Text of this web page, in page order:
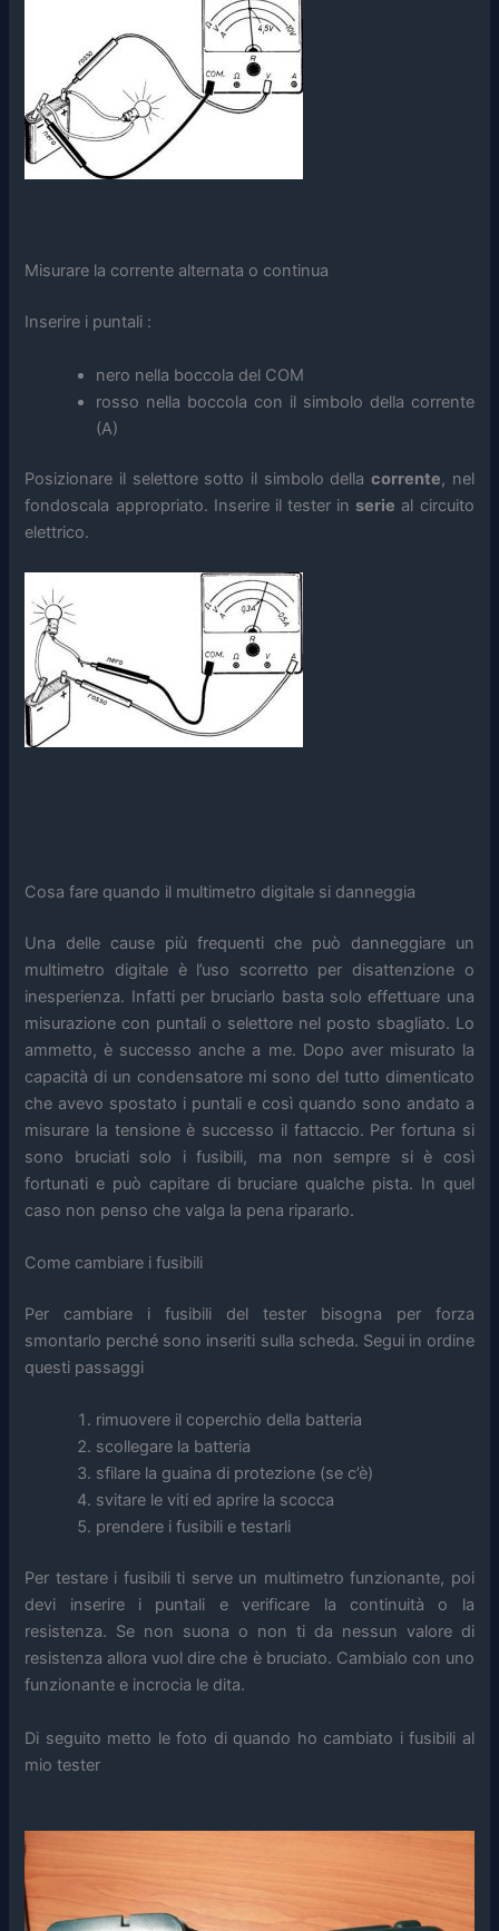
Misurare la corrente alternata o continua
Inserire i puntali :
nero nella boccola del COM
rosso nella boccola con il simbolo della corrente
(A)
Posizionare il selettore sotto il simbolo della corrente, nel
fondoscala appropriato. Inserire il tester in serie al circuito
elettrico.
Cosa fare quando il multimetro digitale si danneggia
Una delle cause più frequenti che può danneggiare un
multimetro digitale è l’uso scorretto per disattenzione o
inesperienza. Infatti per bruciarlo basta solo effettuare una
misurazione con puntali o selettore nel posto sbagliato. Lo
ammetto, è successo anche a me. Dopo aver misurato la
capacità di un condensatore mi sono del tutto dimenticato
che avevo spostato i puntali e così quando sono andato a
misurare la tensione è successo il fattaccio. Per fortuna si
sono bruciati solo i fusibili, ma non sempre si è così
fortunati e può capitare di bruciare qualche pista. In quel
caso non penso che valga la pena ripararlo.
Come cambiare i fusibili
Per cambiare i fusibili del tester bisogna per forza
smontarlo perché sono inseriti sulla scheda. Segui in ordine
questi passaggi
rimuovere il coperchio della batteria
scollegare la batteria
sfilare la guaina di protezione (se c’è)
svitare le viti ed aprire la scocca
prendere i fusibili e testarli
Per testare i fusibili ti serve un multimetro funzionante, poi
devi inserire i puntali e verificare la continuità o la
resistenza. Se non suona o non ti da nessun valore di
resistenza allora vuol dire che è bruciato. Cambialo con uno
funzionante e incrocia le dita.
Di seguito metto le foto di quando ho cambiato i fusibili al
mio tester